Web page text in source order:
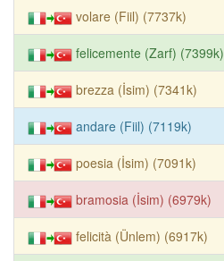
volare (Fiil) (7737k)
felicemente (Zarf) (7399k)
brezza (İsim) (7341k)
andare (Fiil) (7119k)
poesia (İsim) (7091k)
bramosia (İsim) (6979k)
felicità (Ünlem) (6917k)